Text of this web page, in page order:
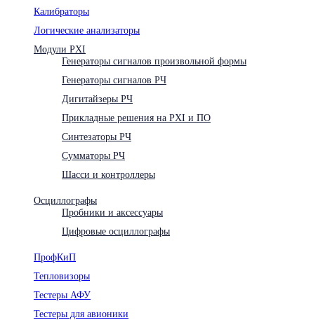
Калибраторы
Логические анализаторы
Модули PXI
Генераторы сигналов произвольной формы
Генераторы сигналов РЧ
Дигитайзеры РЧ
Прикладные решения на PXI и ПО
Синтезаторы РЧ
Сумматоры РЧ
Шасси и контроллеры
Осциллографы
Пробники и аксессуары
Цифровые осциллографы
ПрофКиП
Тепловизоры
Тестеры АФУ
Тестеры для авионики